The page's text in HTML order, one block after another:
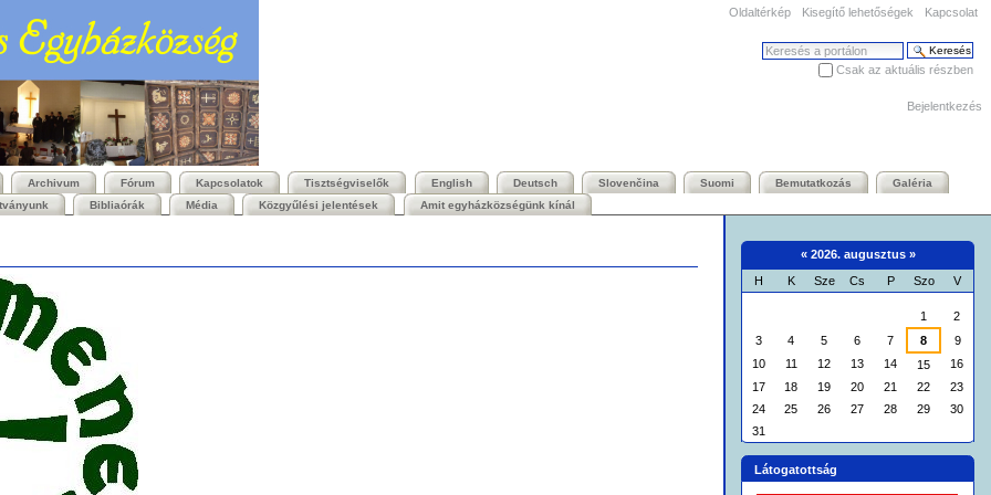
Oldaltérkép Kisegítő lehetőségek Kapcsolat
Keresés
Csak az aktuális részben
Bejelentkezés
Archivum Fórum Kapcsolatok Tisztségviselők English Deutsch Slovenčina Suomi Bemutatkozás
Galéria
Bibliaórák Média Közgyűlési jelentések Amit egyházközségünk kínál
«2026. augusztus »
H K Sze Cs P Szo V
1
2
3
4 5 6 7 8
9
10
11 12 13 14 15
16
17
18 19 20 21 22
23
24
25 26 27 28 29
30
31
Látogatottság